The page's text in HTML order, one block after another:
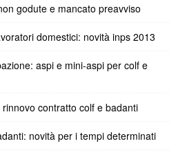
godute e mancato preavviso
domestici: novità inps 2013
aspi e mini-aspi per colf e
contratto colf e badanti
novità per i tempi determinati